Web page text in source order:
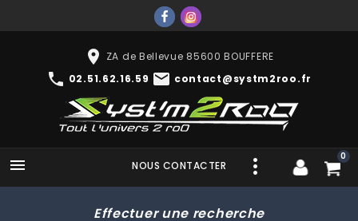
place ZA de Bellevue 85600 BOUFFERE
phone 02.51.62.16.59 mail contact@systm2roo.fr
 0
NOUS CONTACTER
Effectuer une recherche